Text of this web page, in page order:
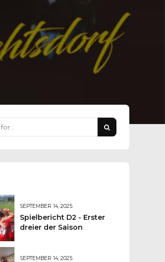
SEPTEMBER 14, 2025
Spielbericht D2 - Erster
dreier der Saison
SEPTEMBER 14, 2025